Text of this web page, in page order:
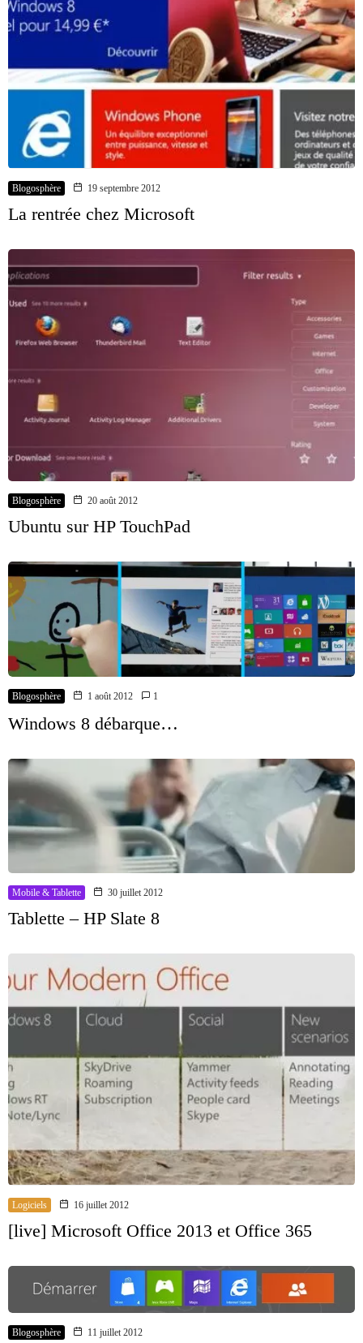
Blogosphère 19 septembre 2012
La rentrée chez Microsoft
Blogosphère 20 août 2012
Ubuntu sur HP TouchPad
Blogosphère 1 août 2012 1
Windows 8 débarque…
Mobile & Tablette 30 juillet 2012
Tablette – HP Slate 8
Logiciels 16 juillet 2012
[live] Microsoft Office 2013 et Office 365
Blogosphère 11 juillet 2012